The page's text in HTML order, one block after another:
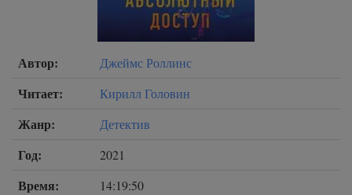
Автор: Джеймс Роллинс
Читает: Кирилл Головин
Жанр: Детектив
Год: 2021
Время: 14:19:50